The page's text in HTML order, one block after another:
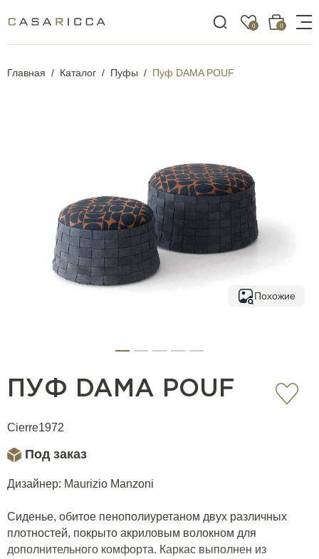
0 0
Главная Каталог Пуфы Пуф DAMA POUF
Похожие
ПУФ DAMA POUF
Cierre1972
Под заказ
Дизайнер: Maurizio Manzoni
Сиденье, обитое пенополиуретаном двух различных
плотностей, покрыто акриловым волокном для
дополнительного комфорта. Каркас выполнен из